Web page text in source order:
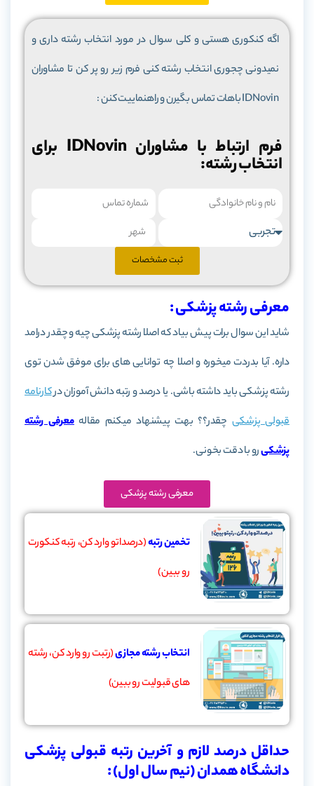
اگه کنکوری هستی و کلی سوال در مورد انتخاب رشته داری و
نمیدونی چجوری انتخاب رشته کنی فرم زیر رو پر کن تا مشاوران
IDNovin باهات تماس بگیرن و راهنماییت کنن :
فرم ارتباط با مشاوران IDNovin برای
انتخاب رشته:
ثبت مشخصات
معرفی رشته پزشکی :
شاید این سوال برات پیش بیاد که اصلا رشته پزشکی چیه و چقدر درامد
داره. آیا بدردت میخوره و اصلا چه توانایی های برای موفق شدن توی
رشته پزشکی باید داشته باشی. یا درصد و رتبه دانش آموزان درکارنامه
قبولیپزشکی چقدر؟؟ بهت پیشنهاد میکنم مقالهمعرفی رشته
پزشکیرو با دقت بخونی.
معرفی رشته پزشکی
تخمین رتبه(درصداتو وارد کن، رتبه کنکورت
رو ببین)
انتخاب رشته مجازی(رتبت رو وارد کن، رشته
های قبولیت رو ببین)
حداقل درصد لازم و آخرین رتبه قبولی پزشکی
دانشگاه همدان (نیم سال اول) :